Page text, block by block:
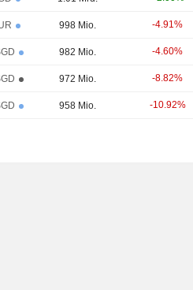
998 Mio. -4.91%
982 Mio. -4.60%
972 Mio. -8.82%
958 Mio. -10.92%